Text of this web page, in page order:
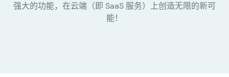
强大的功能，在云端（即 SaaS 服务）上创造无限的新可
能！